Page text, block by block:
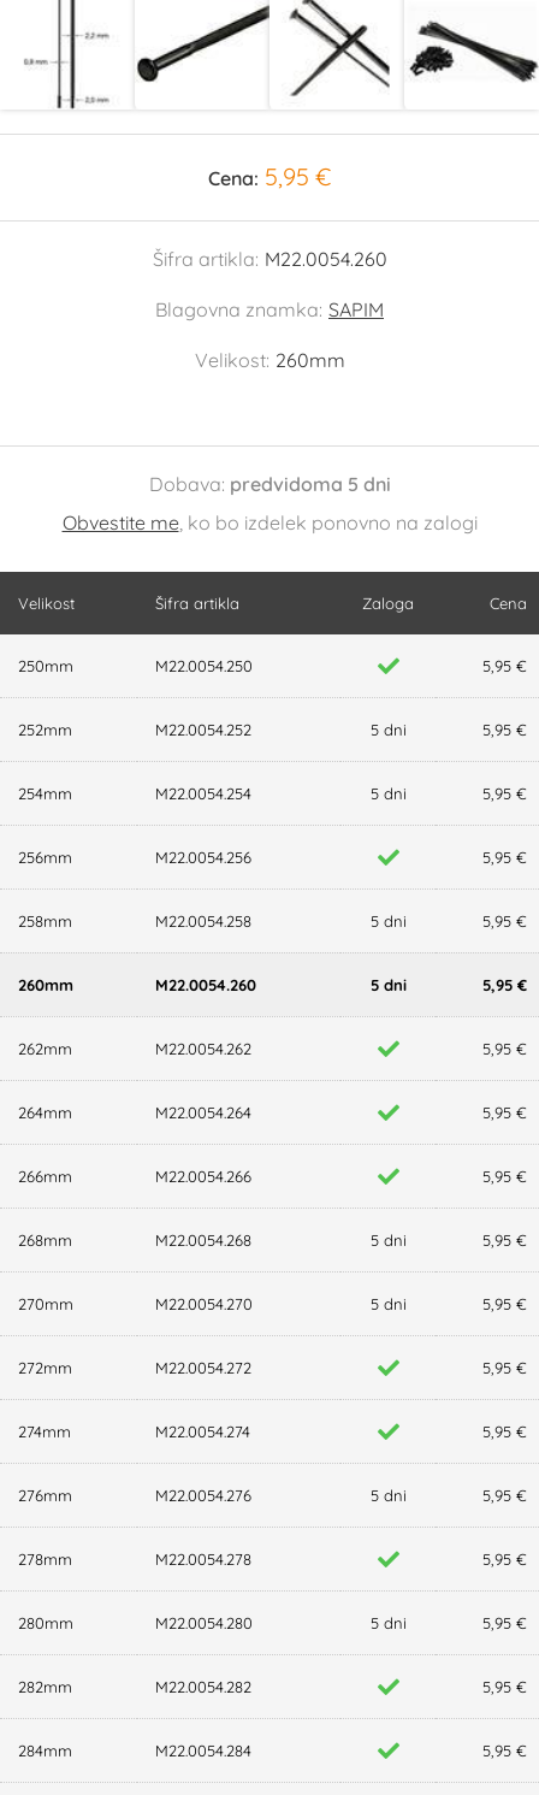
Cena: 5,95 €
Šifra artikla: M22.0054.260
Blagovna znamka: SAPIM
Velikost: 260mm
Dobava: predvidoma 5 dni
Obvestite me, ko bo izdelek ponovno na zalogi
Velikost Šifra artikla Zaloga Cena
250mm M22.0054.250 5,95 €
252mm M22.0054.252 5 dni 5,95 €
254mm M22.0054.254 5 dni 5,95 €
256mm M22.0054.256 5,95 €
258mm M22.0054.258 5 dni 5,95 €
260mm M22.0054.260 5 dni 5,95 €
262mm M22.0054.262 5,95 €
264mm M22.0054.264 5,95 €
266mm M22.0054.266 5,95 €
268mm M22.0054.268 5 dni 5,95 €
270mm M22.0054.270 5 dni 5,95 €
272mm M22.0054.272 5,95 €
274mm M22.0054.274 5,95 €
276mm M22.0054.276 5 dni 5,95 €
278mm M22.0054.278 5,95 €
280mm M22.0054.280 5 dni 5,95 €
282mm M22.0054.282 5,95 €
284mm M22.0054.284 5,95 €